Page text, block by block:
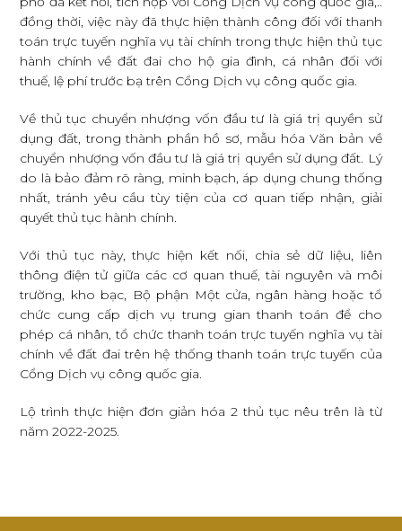
đồng thời, việc này đã thực hiện thành công đối với thanh
toán trực tuyến nghĩa vụ tài chính trong thực hiện thủ tục
hành chính về đất đai cho hộ gia đình, cá nhân đối với
thuế, lệ phí trước bạ trên Cổng Dịch vụ công quốc gia.
Về thủ tục chuyển nhượng vốn đầu tư là giá trị quyền sử
dụng đất, trong thành phần hồ sơ, mẫu hóa Văn bản về
chuyển nhượng vốn đầu tư là giá trị quyền sử dụng đất. Lý
do là bảo đảm rõ ràng, minh bạch, áp dụng chung thống
nhất, tránh yêu cầu tùy tiện của cơ quan tiếp nhận, giải
quyết thủ tục hành chính.
Với thủ tục này, thực hiện kết nối, chia sẻ dữ liệu, liên
thông điện tử giữa các cơ quan thuế, tài nguyên và môi
trường, kho bạc, Bộ phận Một cửa, ngân hàng hoặc tổ
chức cung cấp dịch vụ trung gian thanh toán để cho
phép cá nhân, tổ chức thanh toán trực tuyến nghĩa vụ tài
chính về đất đai trên hệ thống thanh toán trực tuyến của
Cổng Dịch vụ công quốc gia.
Lộ trình thực hiện đơn giản hóa 2 thủ tục nêu trên là từ
năm 2022-2025.